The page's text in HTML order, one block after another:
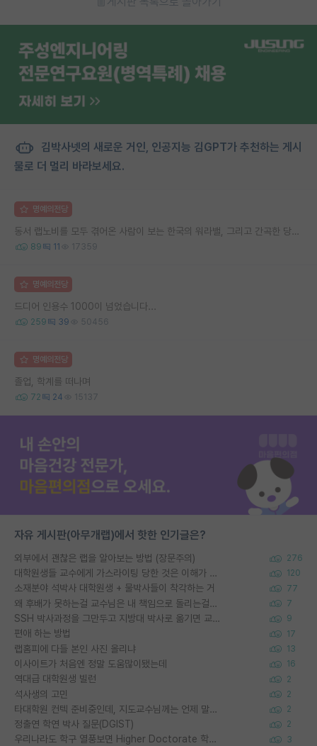
김박사넷의 새로운 거인, 인공지능 김GPT가 추천하는 게시
물로 더 멀리 바라보세요.
명예의전당
동서 랩노비를 모두 겪어온 사람이 보는 한국의 워라밸, 그리고 간곡한 당부의 말씀
89 11 17359
명예의전당
드디어 인용수 1000이 넘었습니다...
259 39 50456
명예의전당
졸업, 학계를 떠나며
72 24 15137
자유 게시판(아무개랩)에서 핫한 인기글은?
외부에서 괜찮은 랩을 알아보는 방법 (장문주의) 276
대학원생들 교수에게 가스라이팅 당한 것은 이해가 갑니다. 안타깝네요. 120
소재분야 석박사 대학원생 + 물박사들이 착각하는 거 77
왜 후배가 못하는걸 교수님은 내 책임으로 돌리는걸까요? 7
SSH 박사과정을 그만두고 지방대 박사로 옮기면 교수의 꿈은 끝일까요? 9
편애 하는 방법 17
랩홈피에 다들 본인 사진 올리냐 13
이사이트가 처음엔 정말 도움많이됐는데 16
역대급 대학원생 빌런 2
석사생의 고민 2
타대학원 컨텍 준비중인데, 지도교수님께는 언제 말씀드려야 할까요? 2
정출연 학연 박사 질문(DGIST) 2
우리나라도 학구 열풍보면 Higher Doctorate 학위가 필요하다고 봅니다. 3